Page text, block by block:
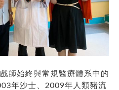
師始終與常規醫療體系中的
年沙士、2009年人類豬流